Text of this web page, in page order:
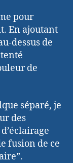
pour
En ajoutant
dessus de
de
séparé, je
des
fusion de ce